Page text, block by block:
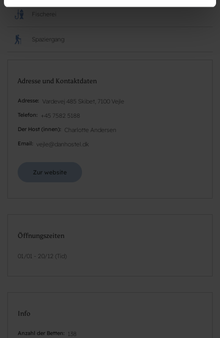
Fischerei
Spaziergang
Adresse und Kontaktdaten
Adresse Vardevej 485 Skibet, 7100 Vejle
Telefon +45 7582 5188
Der Host (innen) Charlotte Andersen
Email vejle@danhostel.dk
Zur website
Öffnungszeiten
01/01 - 20/12 (Tid)
Info
Anzahl der Betten 138